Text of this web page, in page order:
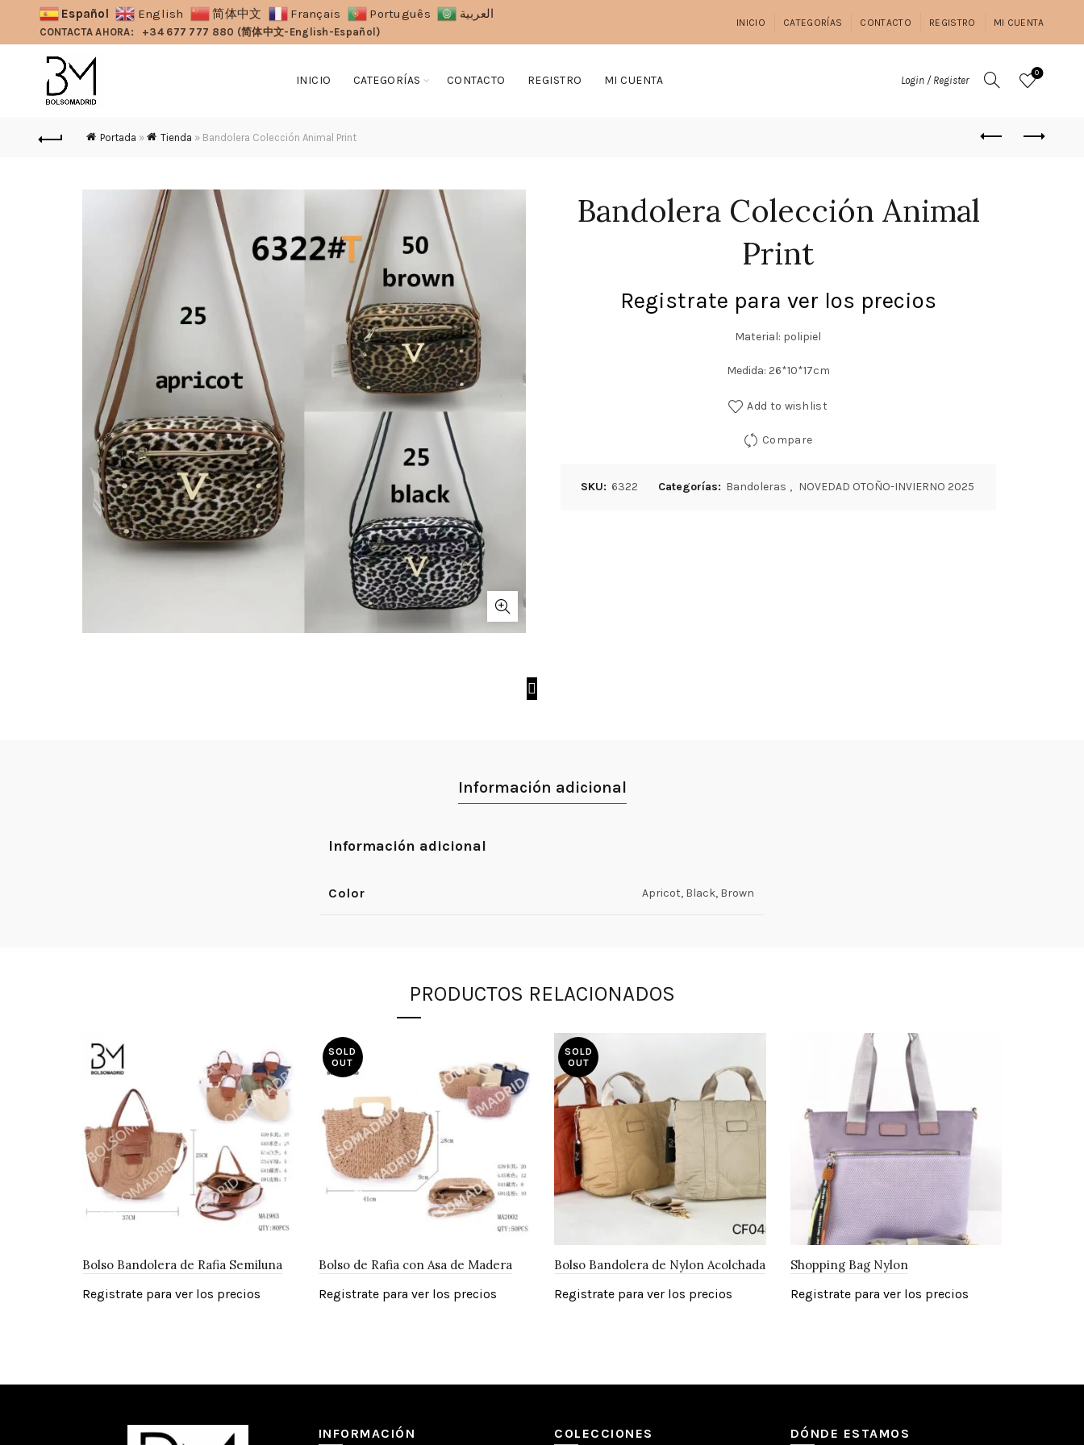
Español English 简体中文 Français Português العربية
CONTACTA AHORA: +34 677 777 880 (简体中文-English-Español)
INICIO CATEGORÍAS CONTACTO REGISTRO MI CUENTA
INICIO CATEGORÍAS CONTACTO REGISTRO MI CUENTA Login / Register
0
Portada » Tienda » Bandolera Colección Animal Print
Bandolera Colección Animal
Print
Registrate para ver los precios
Material: polipiel
Medida: 26*10*17cm
Add to wishlist
Compare
SKU: 6322 Categorías: Bandoleras , NOVEDAD OTOÑO-INVIERNO 2025
Información adicional
Información adicional
Color Apricot, Black, Brown
PRODUCTOS RELACIONADOS
Bolso Bandolera de Rafia Semiluna
Registrate para ver los precios
SOLD
OUT
Bolso de Rafia con Asa de Madera
Registrate para ver los precios
SOLD
OUT
Bolso Bandolera de Nylon Acolchada
Registrate para ver los precios
Shopping Bag Nylon
Registrate para ver los precios
INFORMACIÓN COLECCIONES DÓNDE ESTAMOS